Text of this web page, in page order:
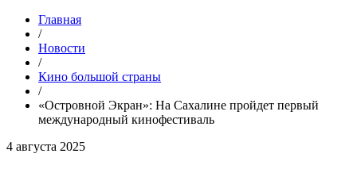
Главная
/
Новости
/
Кино большой страны
/
«Островной Экран»: На Сахалине пройдет первый
международный кинофестиваль
4 августа 2025